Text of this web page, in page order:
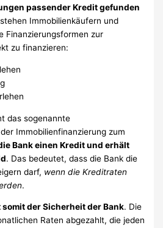
passender Kredit gefunden
Immobilienkäufern und
Finanzierungsformen zur
zu finanzieren:
das sogenannte
Immobilienfinanzierung zum
Bank einen Kredit und erhält
. Das bedeutet, dass die Bank die
darf, wenn die Kreditraten
.
der Sicherheit der Bank. Die
Raten abgezahlt, die jeden